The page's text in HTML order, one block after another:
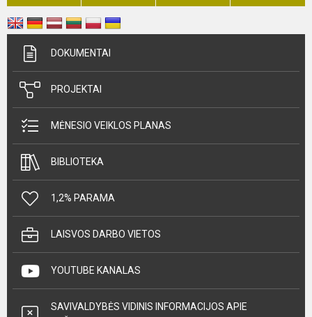
DOKUMENTAI
PROJEKTAI
MĖNESIO VEIKLOS PLANAS
BIBLIOTEKA
1,2% PARAMA
LAISVOS DARBO VIETOS
YOUTUBE KANALAS
SAVIVALDYBĖS VIDINIS INFORMACIJOS APIE